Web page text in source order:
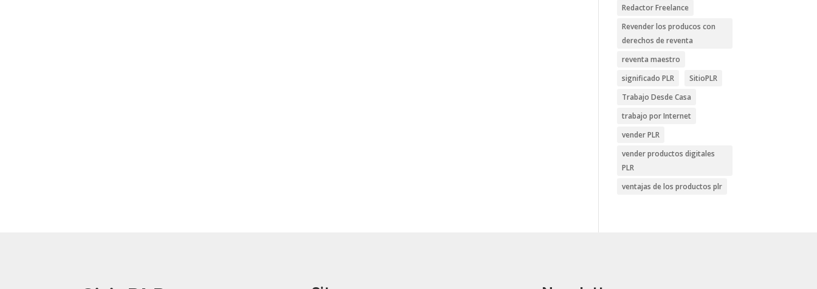
Redactor Freelance
Revender los producos con
derechos de reventa
reventa maestro
significado PLR
SitioPLR
Trabajo Desde Casa
trabajo por Internet
vender PLR
vender productos digitales
PLR
ventajas de los productos plr